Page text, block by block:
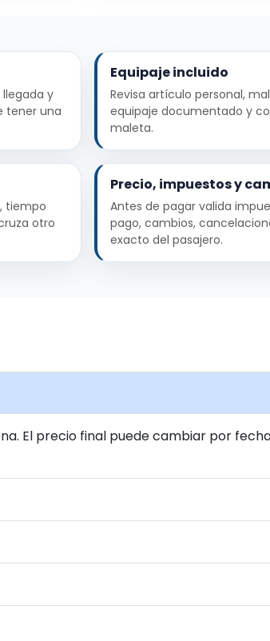
y
tener una
Equipaje incluido
Revisa artículo personal,
equipaje documentado y
maleta.
tiempo
otro
Precio, impuestos y
Antes de pagar valida
pago, cambios,
exacto del pasajero.
El precio final puede cambiar por